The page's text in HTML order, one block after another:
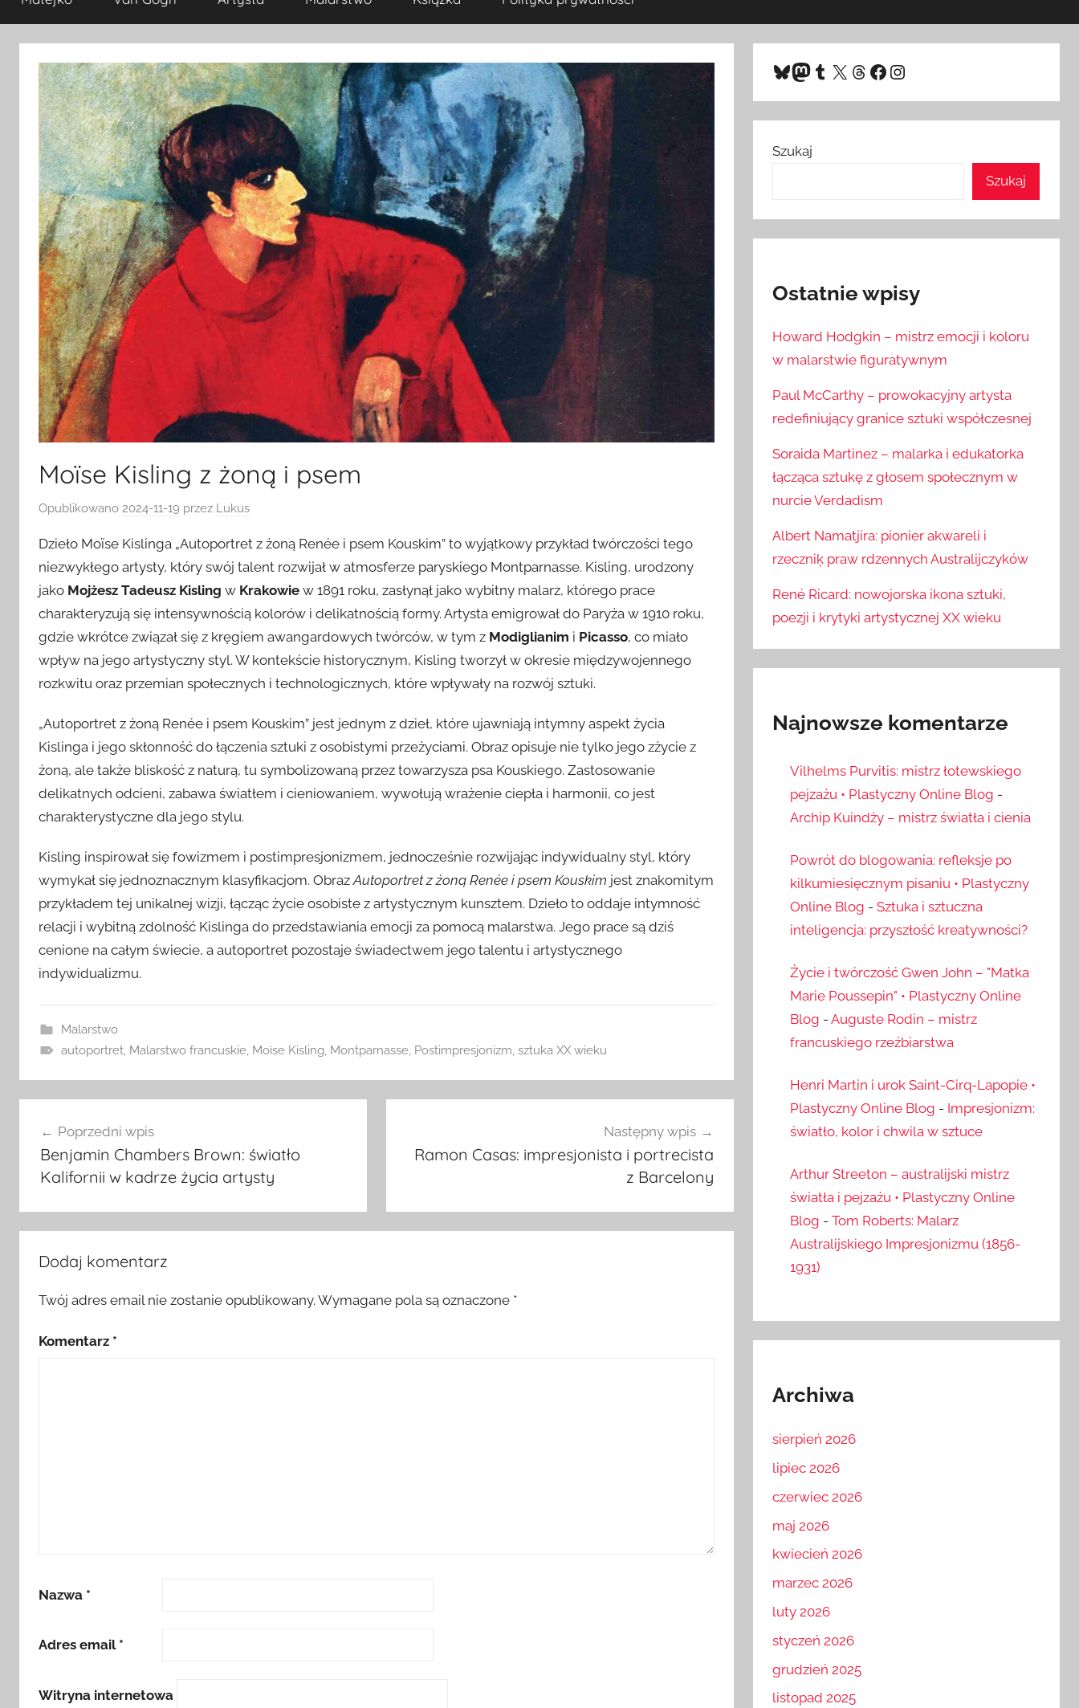
Moïse Kisling z żoną i psem
Opublikowano 2024-11-19 przez Lukus
Dzieło Moïse Kislinga „Autoportret z żoną Renée i psem Kouskim” to wyjątkowy przykład twórczości tego
niezwykłego artysty, który swój talent rozwijał w atmosferze paryskiego Montparnasse. Kisling, urodzony
jako Mojżesz Tadeusz Kisling w Krakowie w 1891 roku, zasłynął jako wybitny malarz, którego prace
charakteryzują się intensywnością kolorów i delikatnością formy. Artysta emigrował do Paryża w 1910 roku,
gdzie wkrótce związał się z kręgiem awangardowych twórców, w tym z Modiglianim i Picasso, co miało
wpływ na jego artystyczny styl. W kontekście historycznym, Kisling tworzył w okresie międzywojennego
rozkwitu oraz przemian społecznych i technologicznych, które wpływały na rozwój sztuki.
„Autoportret z żoną Renée i psem Kouskim” jest jednym z dzieł, które ujawniają intymny aspekt życia
Kislinga i jego skłonność do łączenia sztuki z osobistymi przeżyciami. Obraz opisuje nie tylko jego zżycie z
żoną, ale także bliskość z naturą, tu symbolizowaną przez towarzysza psa Kouskiego. Zastosowanie
delikatnych odcieni, zabawa światłem i cieniowaniem, wywołują wrażenie ciepła i harmonii, co jest
charakterystyczne dla jego stylu.
Kisling inspirował się fowizmem i postimpresjonizmem, jednocześnie rozwijając indywidualny styl, który
wymykał się jednoznacznym klasyfikacjom. ObrazAutoportret z żoną Renée i psem Kouskim jest znakomitym
przykładem tej unikalnej wizji, łącząc życie osobiste z artystycznym kunsztem. Dzieło to oddaje intymność
relacji i wybitną zdolność Kislinga do przedstawiania emocji za pomocą malarstwa. Jego prace są dziś
cenione na całym świecie, a autoportret pozostaje świadectwem jego talentu i artystycznego
indywidualizmu.
Malarstwo
autoportret, Malarstwo francuskie, Moïse Kisling, Montparnasse, Postimpresjonizm, sztuka XX wieku
wpisuPoprzedni wpis
Benjamin Chambers Brown: światło
Kalifornii w kadrze życia artysty
Następny wpis
Ramon Casas: impresjonista i portrecista
z Barcelony
Dodaj komentarz
Twój adres email nie zostanie opublikowany. Wymagane pola są oznaczone *
Komentarz *
Nazwa *
Adres email *
Witryna internetowa
Bluesky
Mastodon
Tumblr
X Threads
Facebook
Instagram
Szukaj
Szukaj
Ostatnie wpisy
Howard Hodgkin – mistrz emocji i koloru
w malarstwie figuratywnym
Paul McCarthy – prowokacyjny artysta
redefiniujący granice sztuki współczesnej
Soraida Martinez – malarka i edukatorka
łącząca sztukę z głosem społecznym w
nurcie Verdadism
Albert Namatjira: pionier akwareli i
rzeczniķ praw rdzennych Australijczyków
René Ricard: nowojorska ikona sztuki,
poezji i krytyki artystycznej XX wieku
Najnowsze komentarze
Vilhelms Purvitis: mistrz łotewskiego
pejzażu • Plastyczny Online Blog -
Archip Kuindży – mistrz światła i cienia
Powrót do blogowania: refleksje po
kilkumiesięcznym pisaniu • Plastyczny
Online Blog - Sztuka i sztuczna
inteligencja: przyszłość kreatywności?
Życie i twórczość Gwen John – "Matka
Marie Poussepin" • Plastyczny Online
Blog - Auguste Rodin – mistrz
francuskiego rzeźbiarstwa
Henri Martin i urok Saint-Cirq-Lapopie •
Plastyczny Online Blog - Impresjonizm:
światło, kolor i chwila w sztuce
Arthur Streeton – australijski mistrz
światła i pejzażu • Plastyczny Online
Blog - Tom Roberts: Malarz
Australijskiego Impresjonizmu (1856-
1931)
Archiwa
sierpień 2026
lipiec 2026
czerwiec 2026
maj 2026
kwiecień 2026
marzec 2026
luty 2026
styczeń 2026
grudzień 2025
listopad 2025